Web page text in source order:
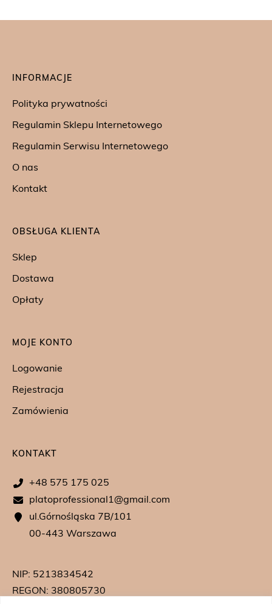
INFORMACJE
Polityka prywatności
Regulamin Sklepu Internetowego
Regulamin Serwisu Internetowego
O nas
Kontakt
OBSŁUGA KLIENTA
Sklep
Dostawa
Opłaty
MOJE KONTO
Logowanie
Rejestracja
Zamówienia
KONTAKT
+48 575 175 025
platoprofessional1@gmail.com
ul.Górnośląska 7B/101
00-443 Warszawa
NIP: 5213834542
REGON: 380805730